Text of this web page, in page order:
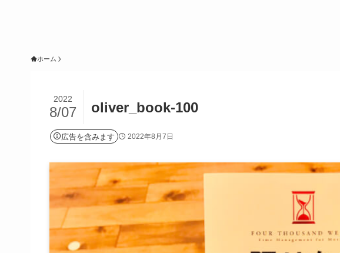
ホーム
oliver_book-100
2022
8/07
広告を含みます 2022年8月7日